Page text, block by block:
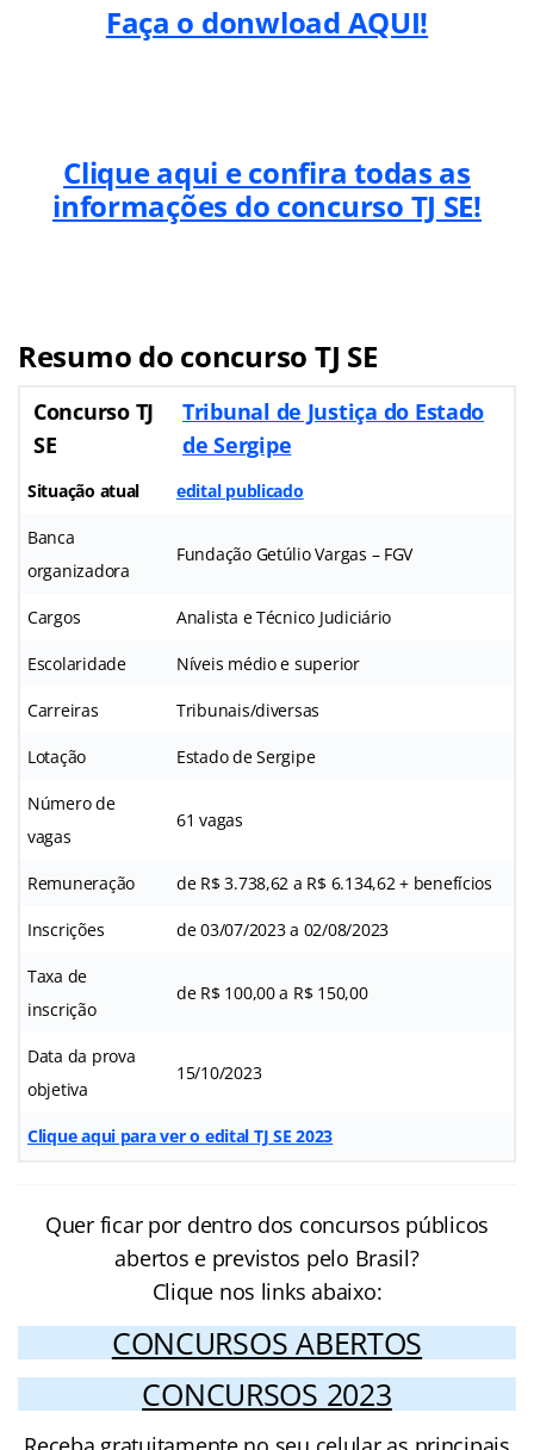
Faça o donwload AQUI!
Clique aqui e confira todas as
informações do concurso TJ SE!
Resumo do concurso TJ SE
Concurso TJ
SE
Tribunal de Justiça do Estado
de Sergipe
Situação atual edital publicado
Banca
organizadora
Fundação Getúlio Vargas – FGV
Cargos Analista e Técnico Judiciário
Escolaridade Níveis médio e superior
Carreiras Tribunais/diversas
Lotação Estado de Sergipe
Número de
vagas
61 vagas
Remuneração de R$ 3.738,62 a R$ 6.134,62 + benefícios
Inscrições de 03/07/2023 a 02/08/2023
Taxa de
inscrição
de R$ 100,00 a R$ 150,00
Data da prova
objetiva
15/10/2023
Clique aqui para ver o edital TJ SE 2023
Quer ficar por dentro dos concursos públicos
abertos e previstos pelo Brasil?
Clique nos links abaixo:
CONCURSOS ABERTOS
CONCURSOS 2023